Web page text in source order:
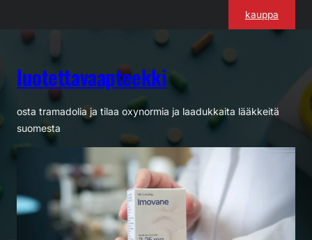
kauppa
luotettavaapteekki
osta tramadolia ja tilaa oxynormia ja laadukkaita lääkkeitä
suomesta